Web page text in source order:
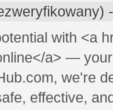
with <a
a> —
we're
effective,